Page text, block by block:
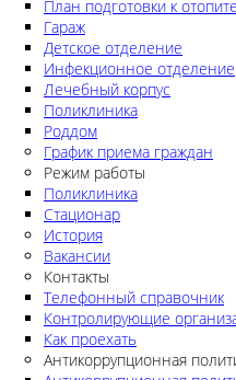
План подготовки к
Гараж
Детское отделение
Инфекционное отделение
Лечебный корпус
Поликлиника
Роддом
График приема граждан
Режим работы
Поликлиника
Стационар
История
Вакансии
Контакты
Телефонный справочник
Контролирующие
Как проехать
Антикоррупционная